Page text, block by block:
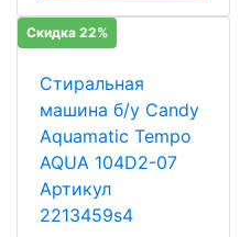
Скидка 22%
Стиральная
машина б/у Candy
Aquamatic Tempo
AQUA 104D2-07
Артикул
2213459s4